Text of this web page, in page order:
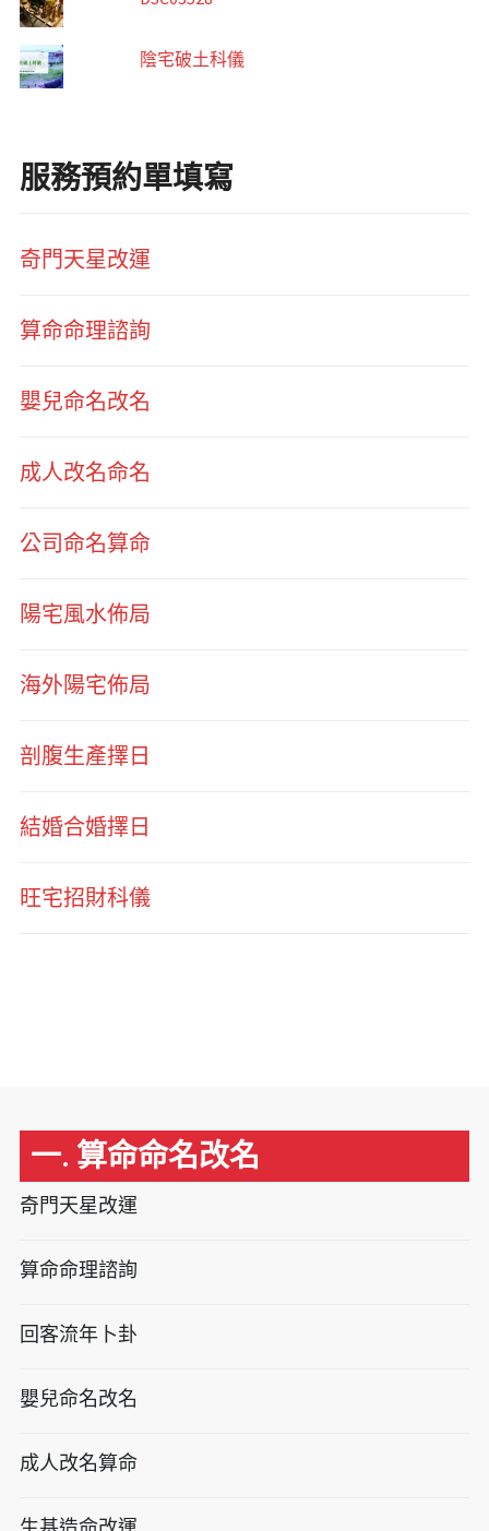
陰宅破土科儀
服務預約單填寫
奇門天星改運
算命命理諮詢
嬰兒命名改名
成人改名命名
公司命名算命
陽宅風水佈局
海外陽宅佈局
剖腹生產擇日
結婚合婚擇日
旺宅招財科儀
一. 算命命名改名
奇門天星改運
算命命理諮詢
回客流年卜卦
嬰兒命名改名
成人改名算命